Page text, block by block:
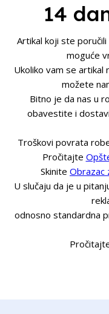
14
Artikal koji ste
moguće
Ukoliko vam se artikal
možete
Bitno je da nas u
obavestite i
Troškovi povrata
Pročitajte
Skinite Obrazac
U slučaju da je u
odnosno standardna